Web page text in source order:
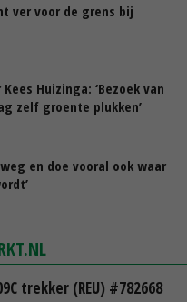
ver voor de grens bij
Huizinga: ‘Bezoek van
zelf groente plukken’
en doe vooral ook waar
trekker (REU) #782668